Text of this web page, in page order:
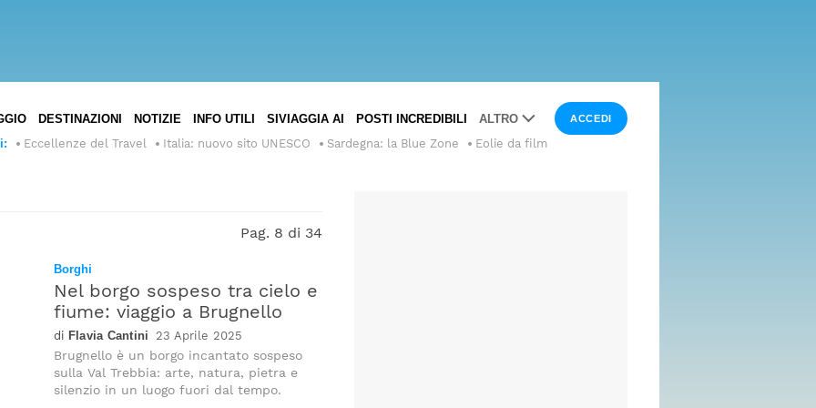
ACCEDI
DESTINAZIONI
Europa
Italia
Spagna
Messico
Bahamas
Sud
America
Argentina
Brasile
Perù
Cile
Asia
Giappone
Thailandia
Vietnam
Africa
Marocco
Egitto
Oceania
Australia
NOTIZIE INFO UTILI SIVIAGGIA AI POSTI INCREDIBILI ALTRO
Eccellenze del Travel Italia: nuovo sito UNESCO Sardegna: la Blue Zone Eolie da film
Pag. 8 di 34
Borghi
Nel borgo sospeso tra cielo e
fiume: viaggio a Brugnello
Flavia Cantini 23 Aprile 2025
Brugnello è un borgo incantato sospeso
sulla Val Trebbia: arte, natura, pietra e
silenzio in un luogo fuori dal tempo.